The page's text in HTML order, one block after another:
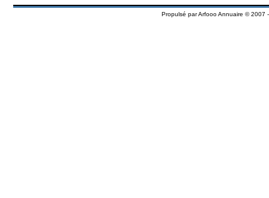
Propulsé parArfooo Annuaire © 2007